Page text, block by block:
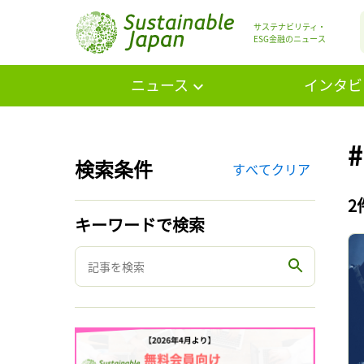
サステナビリティ・
ESG金融のニュース
ニュース インタ
検索条件 すべてクリア
キーワードで検索
2